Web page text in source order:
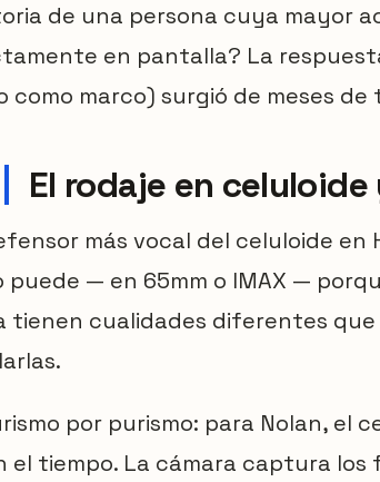
de una persona cuya mayor
en pantalla? La
como marco) surgió de meses
El rodaje en celuloide
más vocal del celuloide en
— en 65mm o IMAX —
tienen cualidades diferentes
por purismo: para Nolan, el
tiempo. La cámara captura